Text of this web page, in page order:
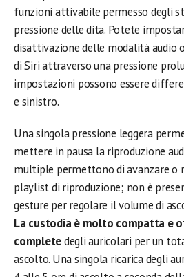
funzioni attivabile permesso degli
pressione delle dita. Potete
disattivazione delle modalità audio
di Siri attraverso una pressione
impostazioni possono essere
e sinistro.
Una singola pressione leggera
mettere in pausa la riproduzione
multiple permettono di avanzare o
playlist di riproduzione; non è
gesture per regolare il volume di
La custodia è molto compatta e
completedegli auricolari per un
ascolto. Una singola ricarica degli